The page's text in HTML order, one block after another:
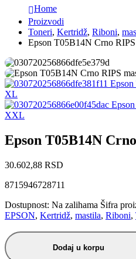
Home
Proizvodi
Toneri, Kertridž, Riboni,
Epson T05B14N Crno
XL
XXL
Epson T05B14N
30.602,88 RSD
8715946728711
Dostupnost: Na zalihama Šifra
EPSON, Kertridž, mastila, Riboni,
Dodaj u korpu